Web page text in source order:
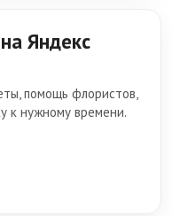
Яндекс
помощь флористов,
к нужному времени.